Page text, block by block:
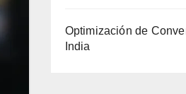
Optimización de
India